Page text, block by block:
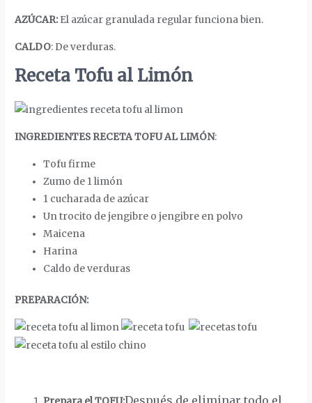
AZÚCAR: El azúcar granulada regular funciona bien.
CALDO: De verduras.
Receta Tofu al Limón
INGREDIENTES RECETA TOFU AL LIMÓN:
Tofu firme
Zumo de 1 limón
1 cucharada de azúcar
Un trocito de jengibre o jengibre en polvo
Maicena
Harina
Caldo de verduras
PREPARACIÓN: